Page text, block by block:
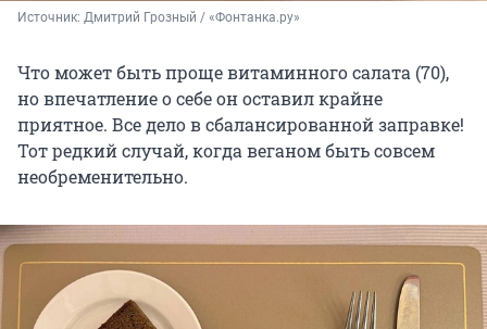
Источник: Дмитрий Грозный / «Фонтанка.ру»
Что может быть проще витаминного салата (70),
но впечатление о себе он оставил крайне
приятное. Все дело в сбалансированной заправке!
Тот редкий случай, когда веганом быть совсем
необременительно.